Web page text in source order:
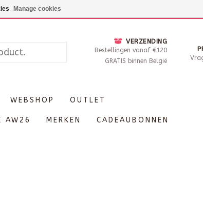
enkel op afspraak, Dinsdag - Zaterdag open van 10 -
VERZENDING
Bestellingen vanaf €120
GRATIS binnen België
WEBSHOP OUTLET
AW26 MERKEN CADEAUBONNEN
Manage cookies